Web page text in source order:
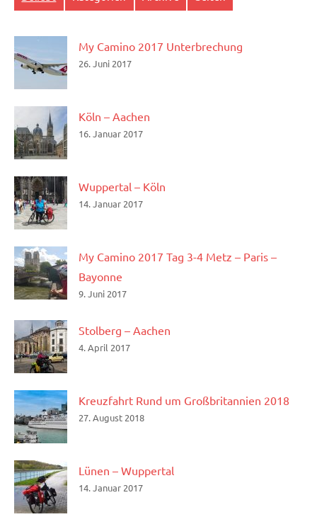
My Camino 2017 Unterbrechung
26. Juni 2017
Köln – Aachen
16. Januar 2017
Wuppertal – Köln
14. Januar 2017
My Camino 2017 Tag 3-4 Metz – Paris –
Bayonne
9. Juni 2017
Stolberg – Aachen
4. April 2017
Kreuzfahrt Rund um Großbritannien 2018
27. August 2018
Lünen – Wuppertal
14. Januar 2017